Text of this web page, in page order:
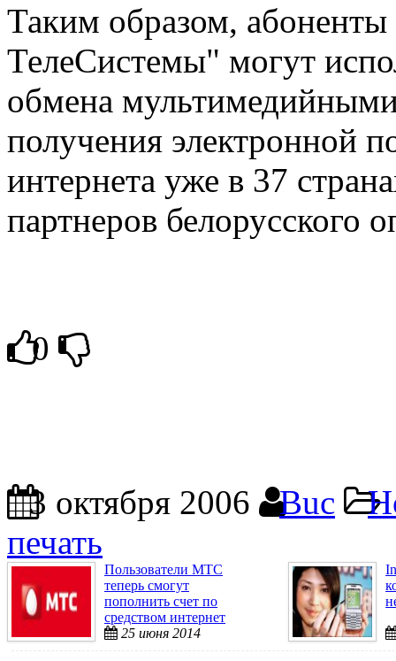
Таким образом,
ТелеСистемы" могут
обмена
получения электронной
интернета уже в 37
партнеров белорусского
0
3 октября 2006 Buc
печать
Пользователи МТС
теперь смогут
пополнить счет по
средством интернет
даже с ...
25 июня 2014